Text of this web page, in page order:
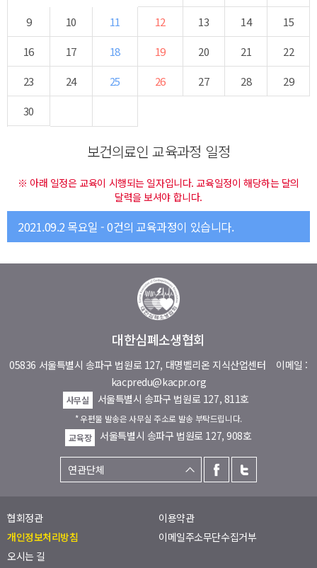
9
10 11 12 13 14
15
16
17 18 19 20 21
22
23
24 25 26 27 28
29
30
보건의료인 교육과정 일정
※ 아래 일정은 교육이 시행되는 일자입니다. 교육일정이 해당하는 달의
달력을 보셔야 합니다.
2021.09.2 목요일 - 0건의 교육과정이 있습니다.
대한심폐소생협회
05836 서울특별시 송파구 법원로 127, 대명벨리온 지식산업센터 이메일 :
kacpredu@kacpr.org
사무실 서울특별시 송파구 법원로 127, 811호
* 우편물 발송은 사무실 주소로 발송 부탁드립니다.
교육장
서울특별시 송파구 법원로 127, 908호
협회정관
이용약관
개인정보처리방침
이메일주소무단수집거부
오시는 길